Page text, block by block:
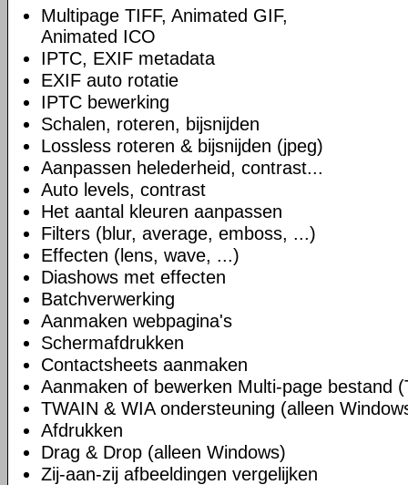
Multipage TIFF, Animated GIF,
Animated ICO
IPTC, EXIF metadata
EXIF auto rotatie
IPTC bewerking
Schalen, roteren, bijsnijden
Lossless roteren & bijsnijden (jpeg)
Aanpassen helederheid, contrast...
Auto levels, contrast
Het aantal kleuren aanpassen
Filters (blur, average, emboss, ...)
Effecten (lens, wave, ...)
Diashows met effecten
Batchverwerking
Aanmaken webpagina's
Schermafdrukken
Contactsheets aanmaken
Aanmaken of bewerken Multi-page bestand
TWAIN & WIA ondersteuning (alleen
Afdrukken
Drag & Drop (alleen Windows)
Zij-aan-zij afbeeldingen vergelijken